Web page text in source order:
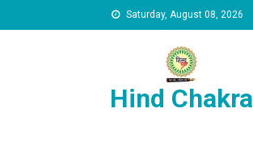
Saturday, August 08, 2026
Hind Chakra